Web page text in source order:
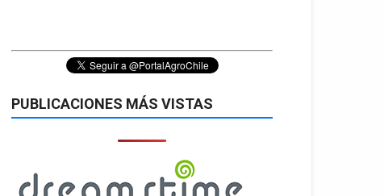
PUBLICACIONES MÁS VISTAS